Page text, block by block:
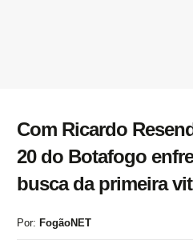
Com Ricardo
20 do Botafogo
busca da primeira
Por: FogãoNET